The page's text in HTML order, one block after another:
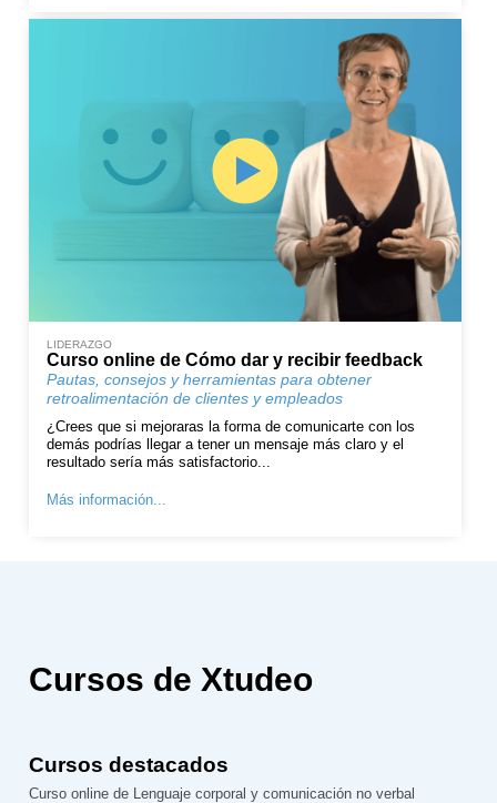
LIDERAZGO
Curso online de Cómo dar y recibir feedback
Pautas, consejos y herramientas para obtener
retroalimentación de clientes y empleados
¿Crees que si mejoraras la forma de comunicarte con los
demás podrías llegar a tener un mensaje más claro y el
resultado sería más satisfactorio...
Más información...
Cursos de Xtudeo
Cursos destacados
Curso online de Lenguaje corporal y comunicación no verbal